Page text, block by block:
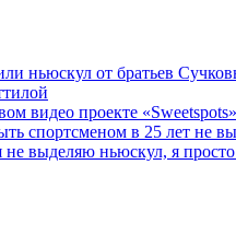
ньюскул от братьев
видео проекте
спортсменом в 25 лет не
выделяю ньюскул, я